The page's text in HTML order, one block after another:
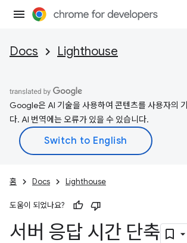
Docs Lighthouse
Google은 AI 기술을 사용하여 콘텐츠를 사용자의
다. AI 번역에는 오류가 있을 수 있습니다.
홈 Docs Lighthouse
도움이 되었나요?
서버 응답 시간 단축